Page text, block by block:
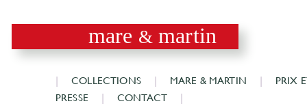
mare & martin
COLLECTIONS MARE & MARTIN
PRIX
PRESSE
CONTACT